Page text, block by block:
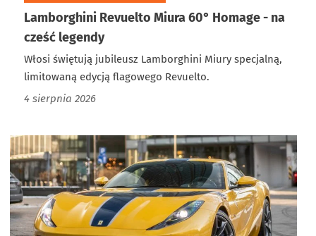
Lamborghini Revuelto Miura 60° Homage - na
cześć legendy
Włosi świętują jubileusz Lamborghini Miury specjalną,
limitowaną edycją flagowego Revuelto.
4 sierpnia 2026